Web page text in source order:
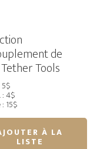
de
Tools
5$
: 4$
15$
À LA
LISTE